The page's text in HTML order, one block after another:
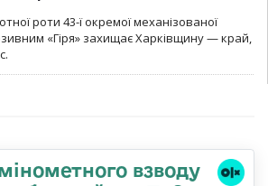
роти 43-ї окремої механізованої
«Гіря» захищає Харківщину — край,
взводу